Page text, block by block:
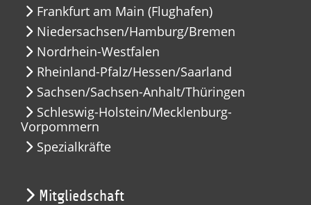
Frankfurt am Main (Flughafen)
Niedersachsen/Hamburg/Bremen
Nordrhein-Westfalen
Rheinland-Pfalz/Hessen/Saarland
Sachsen/Sachsen-Anhalt/Thüringen
Schleswig-Holstein/Mecklenburg-
Vorpommern
Spezialkräfte
Mitgliedschaft